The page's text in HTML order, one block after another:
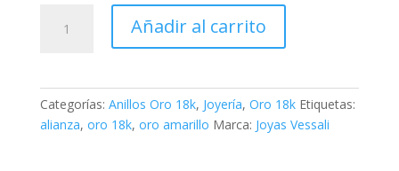
alianza
brillo.
Añadir al carrito
Categorías: Anillos Oro 18k, Joyería, Oro 18k Etiquetas:
alianza, oro 18k, oro amarillo Marca: Joyas Vessali